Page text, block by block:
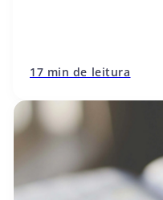
17 min de leitura